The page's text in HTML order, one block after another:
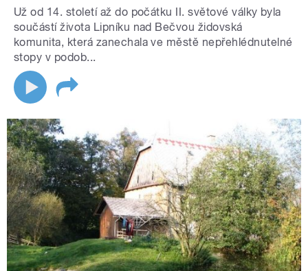
Už od 14. století až do počátku II. světové války byla
součástí života Lipníku nad Bečvou židovská
komunita, která zanechala ve městě nepřehlédnutelné
stopy v podob...